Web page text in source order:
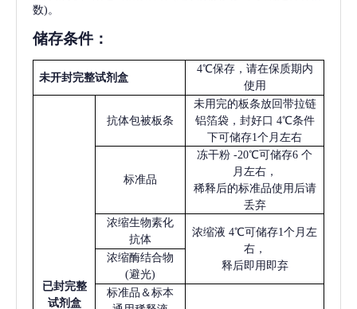
数)。
储存条件：
未开封完整试剂盒
4℃保存，请在保质期内
使用
已封完整
试剂盒
抗体包被板条
未用完的板条放回带拉链
铝箔袋，封好口 4℃条件
下可储存1个月左右
标准品
冻干粉 -20℃可储存6 个
月左右，
稀释后的标准品使用后请
丢弃
浓缩生物素化
抗体
浓缩液 4℃可储存1个月左
右，
释后即用即弃
浓缩酶结合物
(避光)
标准品＆标本